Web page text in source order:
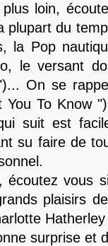
loin,
plupart du
la Pop
le versant
On se
You To Know
suit est
su faire de
écoutez vous
plaisirs
surprise et